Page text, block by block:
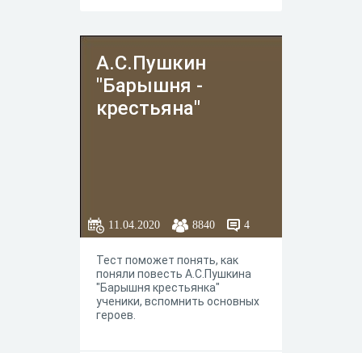
А.С.Пушкин
"Барышня -
крестьяна"
11.04.2020 8840 4
Тест поможет понять, как
поняли повесть А.С.Пушкина
"Барышня крестьянка"
ученики, вспомнить основных
героев.